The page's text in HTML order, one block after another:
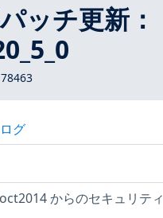
ッチ更新：
グ
からのセキュリテ